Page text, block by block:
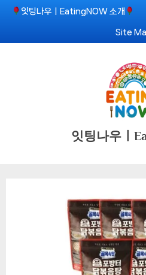
Skip
content
잇팅나우ㅣEatingNOW 소개
Site
잇팅나우ㅣ